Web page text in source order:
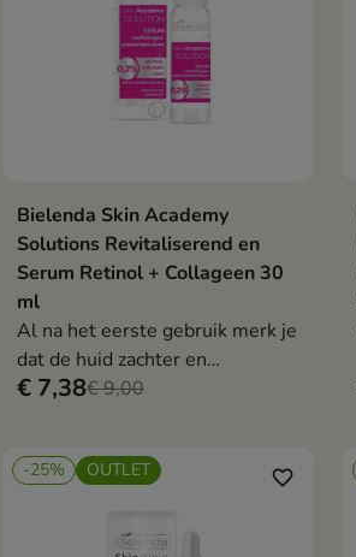
In winkelwagen
Bielenda Skin Academy
Solutions Revitaliserend en
Serum Retinol + Collageen 30
ml
Al na het eerste gebruik merk je
dat de huid zachter en
hydraterender wordt
€ 7,38€ 9,00
-25% OUTLET favorite_border